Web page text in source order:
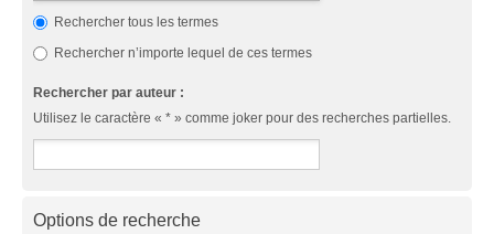
Rechercher tous les termes
Rechercher n’importe lequel de ces termes
Rechercher par auteur :
Utilisez le caractère « * » comme joker pour des recherches partielles.
Options de recherche